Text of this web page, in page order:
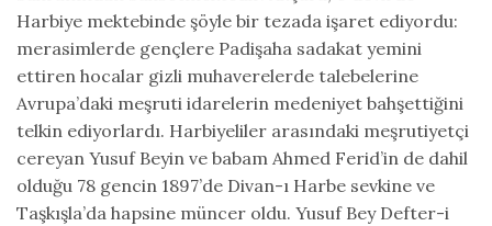
Harbiye mektebinde şöyle bir tezada işaret ediyordu:
merasimlerde gençlere Padişaha sadakat yemini
ettiren hocalar gizli muhaverelerde talebelerine
Avrupa’daki meşruti idarelerin medeniyet bahşettiğini
telkin ediyorlardı. Harbiyeliler arasındaki meşrutiyetçi
cereyan Yusuf Beyin ve babam Ahmed Ferid’in de dahil
olduğu 78 gencin 1897’de Divan-ı Harbe sevkine ve
Taşkışla’da hapsine müncer oldu. Yusuf Bey Defter-i